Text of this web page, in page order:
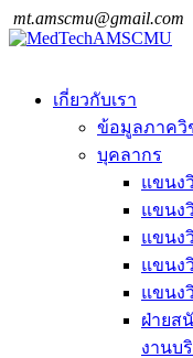
mt.amscmu@gmail.com
เกี่ยวกับเรา
ข้อมูลภาควิ
บุคลากร
แขนง
แขนง
แขนง
แขนง
แขนง
ฝ่ายส
งานบ